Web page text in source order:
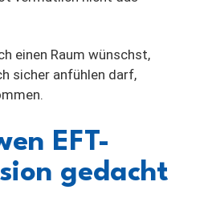
einen Raum wünschst,
sicher anfühlen darf,
EFT-
gedacht